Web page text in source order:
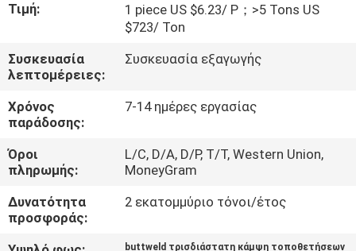
ΕΡΓΟΣΤΑΣΊΩΝ
ΠΟΙΟΤΙΚΌΣ
ΈΛΕΓΧΟΣ
ΕΠΑΦΉ
ΝΈΑ
Τιμή:
1 piece US $6.23/ P；>5 Tons US
$723/ Ton
Συσκευασία
λεπτομέρειες:
Συσκευασία εξαγωγής
Χρόνος
παράδοσης:
7-14 ημέρες εργασίας
Όροι
πληρωμής:
L/C, D/A, D/P, T/T, Western Union,
MoneyGram
Δυνατότητα
προσφοράς:
2 εκατομμύριο τόνοι/έτος
buttweld τρισδιάστατη κάμψη τοποθετήσεων